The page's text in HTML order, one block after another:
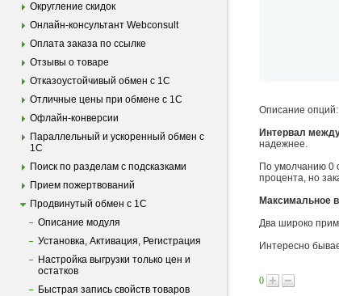
Округление скидок
Онлайн-консультант Webconsult
Оплата заказа по ссылке
Отзывы о товаре
Отказоустойчивый обмен с 1С
Отличные цены при обмене с 1С
Офлайн-конверсии
Параллельный и ускоренный обмен с
1С
Поиск по разделам с подсказками
Прием пожертвований
Продвинутый обмен с 1С
Описание модуля
Установка, Активация, Регистрация
Настройка выгрузки только цен и
остатков
Быстрая запись свойств товаров
Описание опций:
Интервал
надежнее.
По умолчанию 0
процента, но
Максимальное
Два широко
Интересно
0